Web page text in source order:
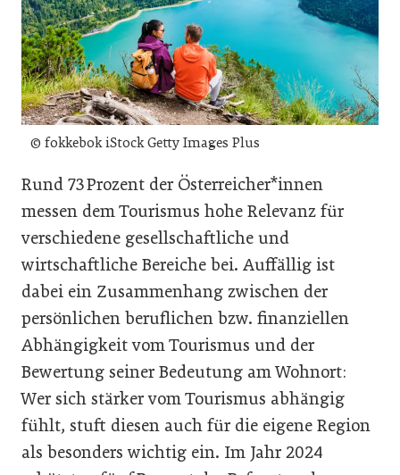
© fokkebok iStock Getty Images Plus
Rund 73 Prozent der Österreicher*innen
messen dem Tourismus hohe Relevanz für
verschiedene gesellschaftliche und
wirtschaftliche Bereiche bei. Auffällig ist
dabei ein Zusammenhang zwischen der
persönlichen beruflichen bzw. finanziellen
Abhängigkeit vom Tourismus und der
Bewertung seiner Bedeutung am Wohnort:
Wer sich stärker vom Tourismus abhängig
fühlt, stuft diesen auch für die eigene Region
als besonders wichtig ein. Im Jahr 2024